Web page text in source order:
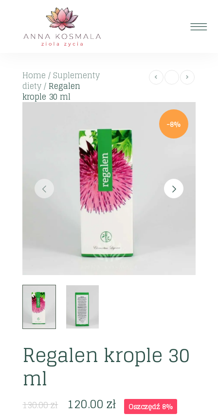
Home / Suplementy
diety/ Regalen
krople 30 ml
-8%
Regalen krople 30
ml
130.00zł 120.00zł Oszczędź 8%